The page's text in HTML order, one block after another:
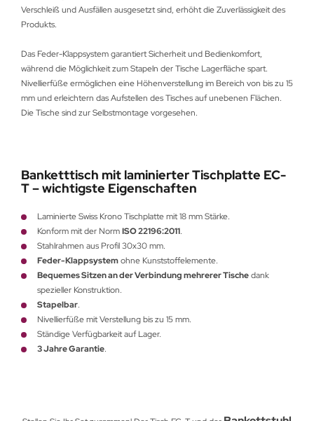
Verschleiß und Ausfällen ausgesetzt sind, erhöht die Zuverlässigkeit des
Produkts.
Das Feder-Klappsystem garantiert Sicherheit und Bedienkomfort,
während die Möglichkeit zum Stapeln der Tische Lagerfläche spart.
Nivellierfüße ermöglichen eine Höhenverstellung im Bereich von bis zu 15
mm und erleichtern das Aufstellen des Tisches auf unebenen Flächen.
Die Tische sind zur Selbstmontage vorgesehen.
Banketttisch mit laminierter Tischplatte EC-
T – wichtigste Eigenschaften
Laminierte Swiss Krono Tischplatte mit 18 mm Stärke.
Konform mit der NormISO 22196:2011.
Stahlrahmen aus Profil 30x30 mm.
Feder-Klappsystemohne Kunststoffelemente.
Bequemes Sitzen an der Verbindung mehrerer Tischedank
spezieller Konstruktion.
Stapelbar.
Nivellierfüße mit Verstellung bis zu 15 mm.
Ständige Verfügbarkeit auf Lager.
3 Jahre Garantie.